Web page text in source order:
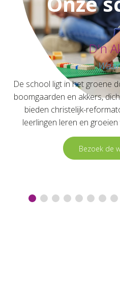
D'n
De school ligt in het groene
boomgaarden en akkers,
bieden christelijk-
leerlingen leren en
dienstbaar en zelfstandig
Bezoek de